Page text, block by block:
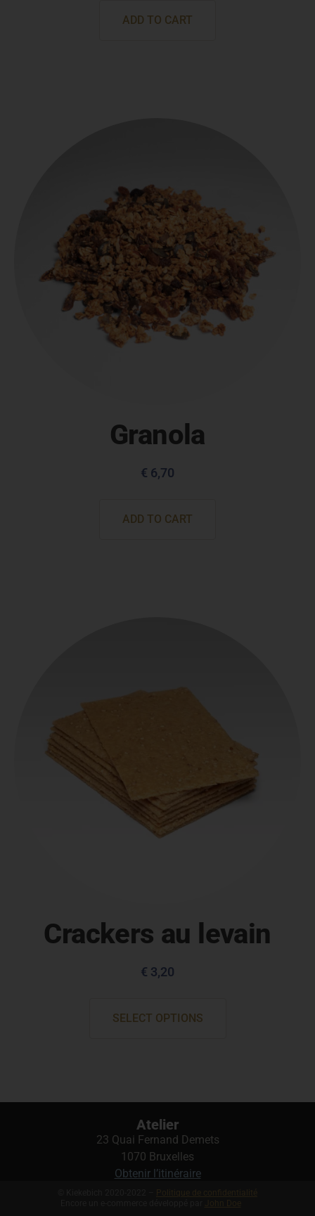
ADD TO CART
Granola
€ 6,70
ADD TO CART
Crackers au levain
€ 3,20
SELECT OPTIONS
Atelier
23 Quai Fernand Demets
1070 Bruxelles
Obtenir l’itinéraire